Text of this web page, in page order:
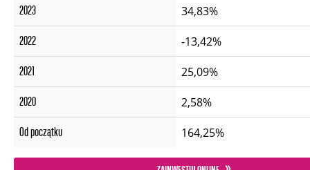
2023 34,83%
2022 -13,42%
2021 25,09%
2020 2,58%
Od początku 164,25%